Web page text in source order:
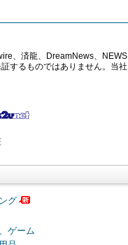
、済龍、DreamNews、NEWS
するものではありません。当社
グ
ゲーム